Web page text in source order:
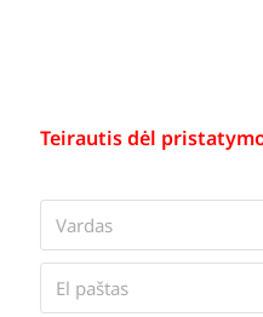
Teirautis dėl